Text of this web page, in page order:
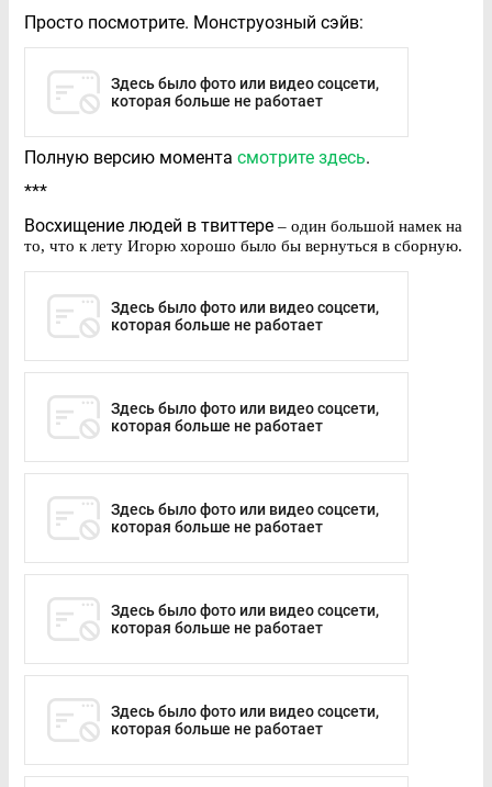
Просто посмотрите. Монструозный сэйв:
Здесь было фото или видео соцсети,
которая больше не работает
Полную версию момента смотрите здесь.
***
Восхищение людей в твиттере – один большой намек на
то, что к лету Игорю хорошо было бы вернуться в сборную.
Здесь было фото или видео соцсети,
которая больше не работает
Здесь было фото или видео соцсети,
которая больше не работает
Здесь было фото или видео соцсети,
которая больше не работает
Здесь было фото или видео соцсети,
которая больше не работает
Здесь было фото или видео соцсети,
которая больше не работает